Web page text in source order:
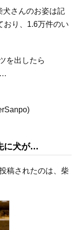
犬さんのお姿は記
おり、1.6万件のい
を出したら
…
に犬が…
稿されたのは、柴